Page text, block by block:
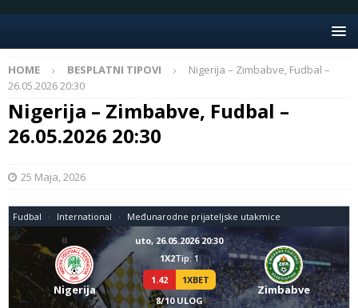
HOME BESPLATNI TIPOVI
Nigerija – Zimbabve, Fudbal –
26.05.2026 20:30
Nigerija – Zimbabve, Fudbal –
26.05.2026 20:30
25 Maja, 2026
Fudbal International Međunarodne prijateljske utakmice
Nigerija
uto, 26.05.2026 20:30
1X2Tip: 1
1.42
1XBET
8/10 ULOG
Zimbabve